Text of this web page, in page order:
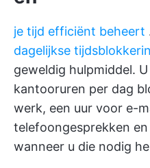
je tijd efficiënt beheert
dagelijkse
geweldig hulpmiddel.
kantooruren per dag
werk, een uur voor e-
telefoongesprekken
wanneer u die nodig